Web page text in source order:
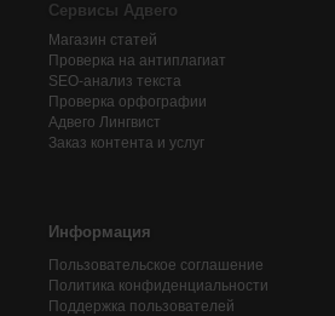
Сервисы Адвего
Магазин статей
Проверка на антиплагиат
SEO-анализ текста
Проверка орфографии
Адвего Лингвист
Заказ контента и услуг
Информация
Пользовательское соглашение
Политика конфиденциальности
Поддержка пользователей